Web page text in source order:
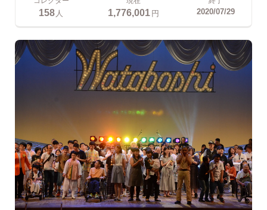
158人 1,776,001円 2020/07/29